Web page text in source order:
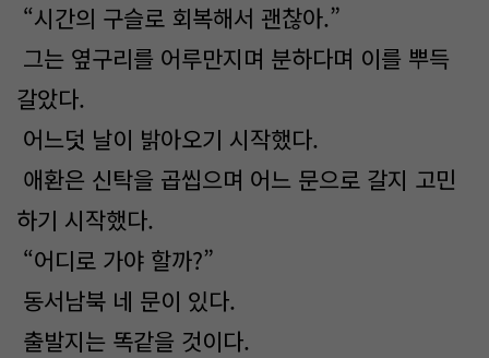
“시간의 구슬로 회복해서 괜찮아.”
그는 옆구리를 어루만지며 분하다며 이를 뿌득
갈았다.
어느덧 날이 밝아오기 시작했다.
애환은 신탁을 곱씹으며 어느 문으로 갈지 고민
하기 시작했다.
“어디로 가야 할까?”
동서남북 네 문이 있다.
출발지는 똑같을 것이다.